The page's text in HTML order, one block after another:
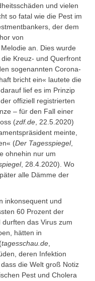
und vielen
so fatal wie die Pest im
der dem
von
an. Dies wurde
Kreuz- und Querfront
sogenannten Corona-
bricht ein« lautete die
lief es im Prinzip
offiziell registrierten
– für den Fall einer
(zdf.de, 22.5.2020)
meinte,
(Der Tagesspiegel,
ohnehin nur um
, 28.4.2020). Wo
alle Dämme der
inkonsequent und
60 Prozent der
durften das Virus zum
hätten in
tagesschau.de
deren Infektion
die Welt groß Notiz
Pest und Cholera